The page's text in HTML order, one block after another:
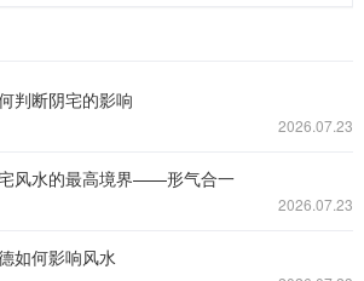
判断阴宅的影响
2026.07.23
风水的最高境界——形气合一
2026.07.23
如何影响风水